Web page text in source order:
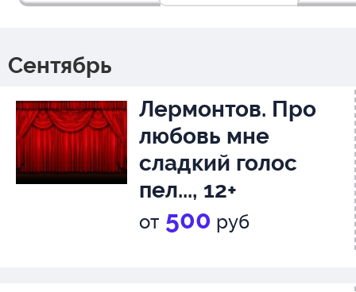
Сентябрь
Лермонтов. Про
любовь мне
сладкий голос
пел..., 12+
от 500 руб